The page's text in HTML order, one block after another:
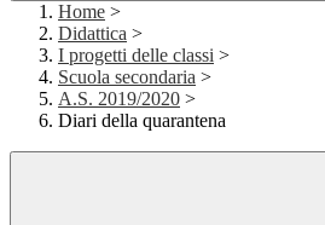
Home >
Didattica >
I progetti delle classi >
Scuola secondaria >
A.S. 2019/2020 >
Diari della quarantena